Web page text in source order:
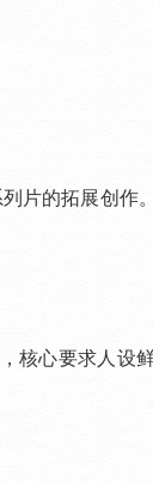
片的拓展创作
核心要求人设